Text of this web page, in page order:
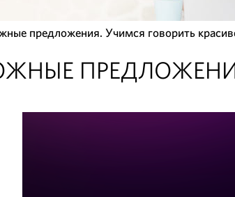
предложения. Учимся говорить